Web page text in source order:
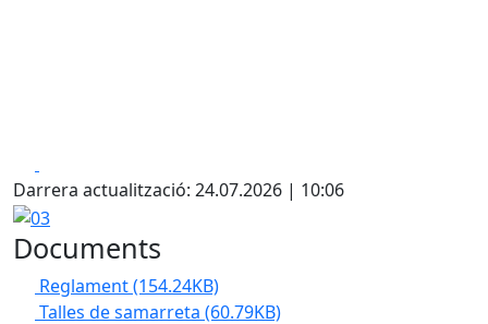
Darrera actualització: 24.07.2026 | 10:06
03
Documents
Reglament(154.24KB)
Talles de samarreta (60.79KB)